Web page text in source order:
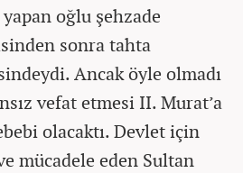
oğlu şehzade
sonra tahta
Ancak öyle olmadı
vefat etmesi II. Murat’a
olacaktı. Devlet için
mücadele eden Sultan